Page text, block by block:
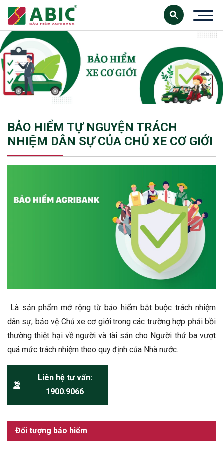
BẢO HIỂM TỰ NGUYỆN TRÁCH
NHIỆM DÂN SỰ CỦA CHỦ XE CƠ GIỚI
Là sản phẩm mở rộng từ bảo hiểm bắt buộc trách nhiệm
dân sự, bảo vệ Chủ xe cơ giới trong các trường hợp phải bồi
thường thiệt hại về người và tài sản cho Người thứ ba vượt
quá mức trách nhiệm theo quy định của Nhà nước.
Liên hệ tư vấn:
1900.9066
Đối tượng bảo hiểm